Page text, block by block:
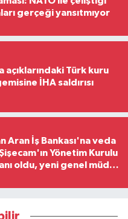
gerçeği yansıtmıyor
açıklarındaki Türk kuru
İHA saldırısı
Aran İş Bankası'na veda
Yönetim Kurulu
oldu, yeni genel müdür